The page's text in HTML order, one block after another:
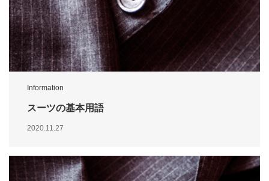
Information
スーツの基本用語
2020.11.27